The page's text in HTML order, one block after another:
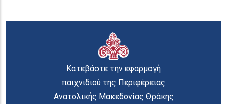
Κατεβάστε την εφαρμογή
παιχνιδιού της Περιφέρειας
Ανατολικής Μακεδονίας Θράκης